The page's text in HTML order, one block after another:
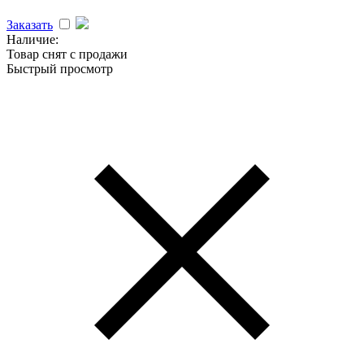
Заказать
Наличие:
Товар снят с продажи
Быстрый просмотр